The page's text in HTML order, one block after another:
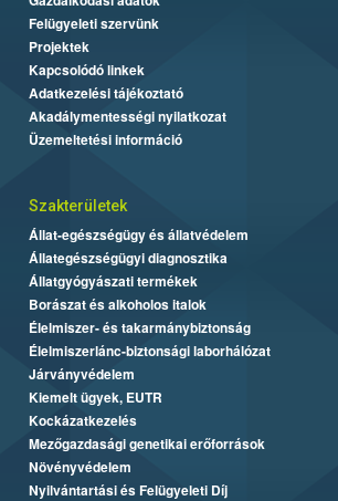
Felügyeleti szervünk
Projektek
Kapcsolódó linkek
Adatkezelési tájékoztató
Akadálymentességi nyilatkozat
Üzemeltetési információ
Szakterületek
Állat-egészségügy és állatvédelem
Állategészségügyi diagnosztika
Állatgyógyászati termékek
Borászat és alkoholos italok
Élelmiszer- és takarmánybiztonság
Élelmiszerlánc-biztonsági laborhálózat
Járványvédelem
Kiemelt ügyek, EUTR
Kockázatkezelés
Mezőgazdasági genetikai erőforrások
Növényvédelem
Nyilvántartási és Felügyeleti Díj